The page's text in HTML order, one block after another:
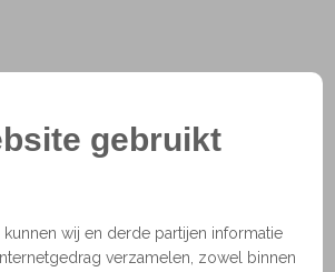
gebruikt
wij en derde partijen informatie
verzamelen, zowel binnen